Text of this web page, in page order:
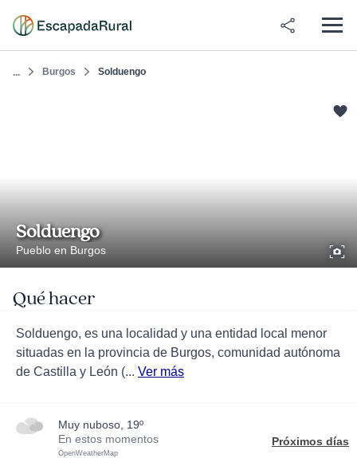
... Burgos Solduengo
Solduengo
Pueblo en Burgos
Qué hacer
Solduengo, es una localidad y una entidad local menor
situadas en la provincia de Burgos, comunidad autónoma
de Castilla y León (... Ver más
muy nuboso, 19º
En estos momentos
OpenWeatherMap
Próximos días